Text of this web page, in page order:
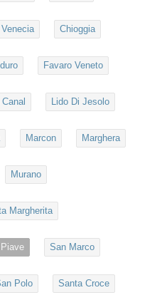
Chioggia
Favaro Veneto
Lido Di Jesolo
Marcon Marghera
Murano
Margherita
San Marco
Polo Santa Croce